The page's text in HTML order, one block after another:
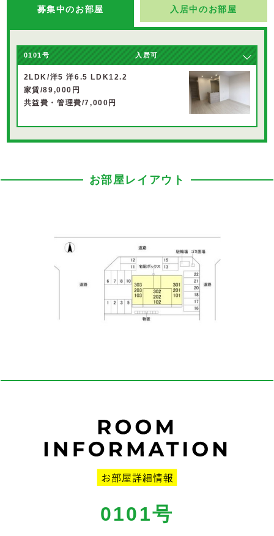
募集中のお部屋 入居中のお部屋
0101号 入居可
2LDK/洋5 洋6.5 LDK12.2
家賃/89,000円
共益費・管理費/7,000円
お部屋レイアウト
0101号